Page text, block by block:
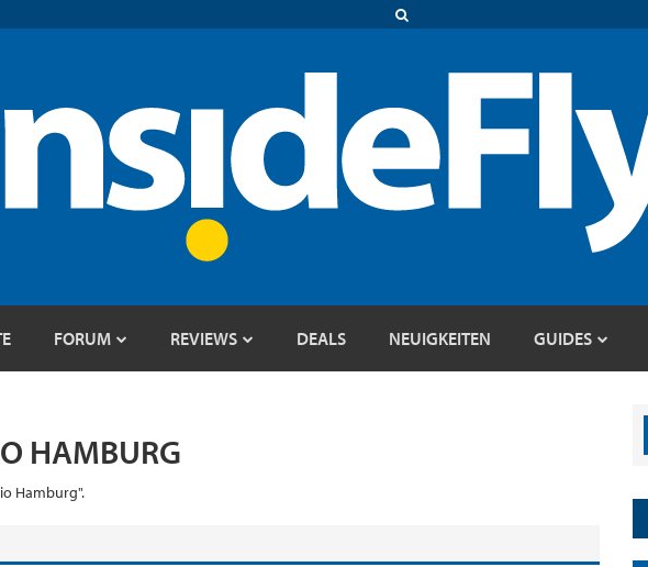
FORUM REVIEWS DEALS NEUIGKEITEN GUIDES
HAMBURG
Hamburg".